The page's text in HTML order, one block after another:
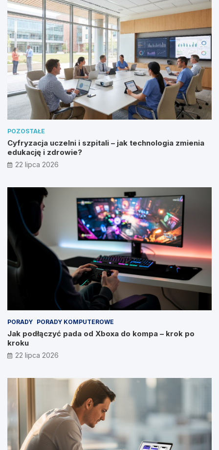
POZOSTAŁE
Cyfryzacja uczelni i szpitali – jak technologia zmienia
edukację i zdrowie?
22 lipca 2026
PORADY PORADY KOMPUTEROWE
Jak podłączyć pada od Xboxa do kompa – krok po
kroku
22 lipca 2026